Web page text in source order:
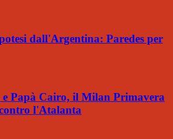
dall'Argentina: Paredes per
Papà Cairo, il Milan Primavera
l'Atalanta